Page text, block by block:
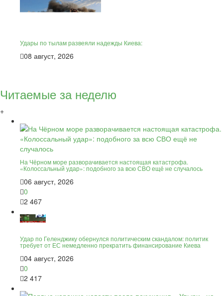
Удары по тылам развеяли надежды Киева:
08 август, 2026
Читаемые за неделю
+
На Чёрном море разворачивается настоящая катастрофа.
«Колоссальный удар»: подобного за всю СВО ещё не случалось
06 август, 2026
0
2 467
Удар по Геленджику обернулся политическим скандалом: политик
требует от ЕС немедленно прекратить финансирование Киева
04 август, 2026
0
2 417